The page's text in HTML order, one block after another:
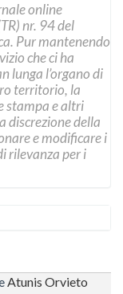
online
nr. 94 del
Pur mantenendo
che ci ha
lunga l’organo di
territorio, la
stampa e altri
discrezione della
e modificare i
rilevanza per i
Atunis Orvieto